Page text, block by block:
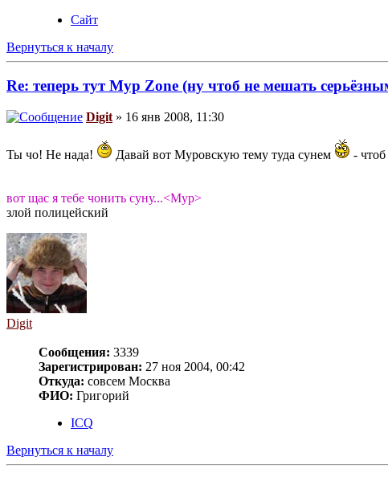
Сайт
Вернуться к началу
Re: теперь тут Myp Zone (ну чтоб не мешать
Digit » 16 янв 2008, 11:30
Ты чо! Не нада! Давай вот Муровскую тему туда сунем -
вот щас я тебе чонить суну...<Myp>
злой полицейский
Digit
Сообщения: 3339
Зарегистрирован: 27 ноя 2004, 00:42
Откуда: совсем Москва
ФИО: Григорий
ICQ
Вернуться к началу